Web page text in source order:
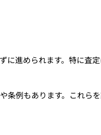
に進められます。特に査
条例もあります。これら